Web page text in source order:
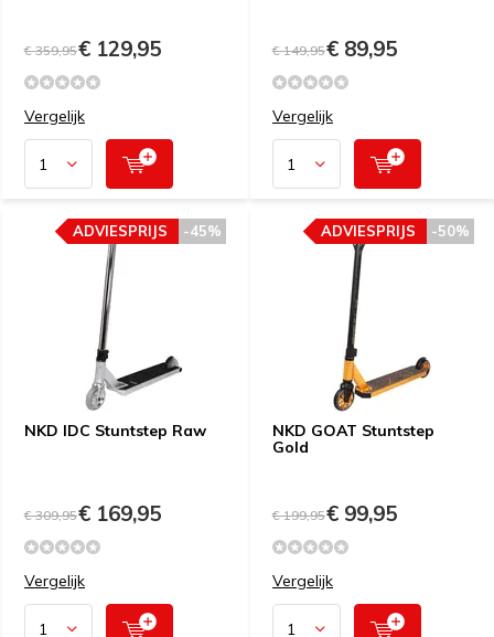
€ 359,95€ 129,95
Vergelijk
€ 149,95€ 89,95
Vergelijk
NKD IDC Stuntstep Raw
-45%
ADVIESPRIJS
€ 309,95€ 169,95
Vergelijk
NKD GOAT Stuntstep
Gold
-50%
ADVIESPRIJS
€ 199,95€ 99,95
Vergelijk